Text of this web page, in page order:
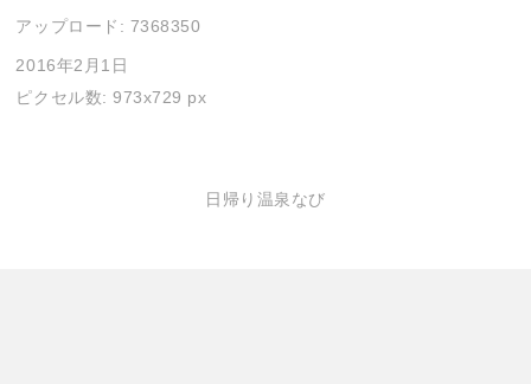
アップロード: 7368350
2016年2月1日
ピクセル数: 973x729 px
日帰り温泉なび